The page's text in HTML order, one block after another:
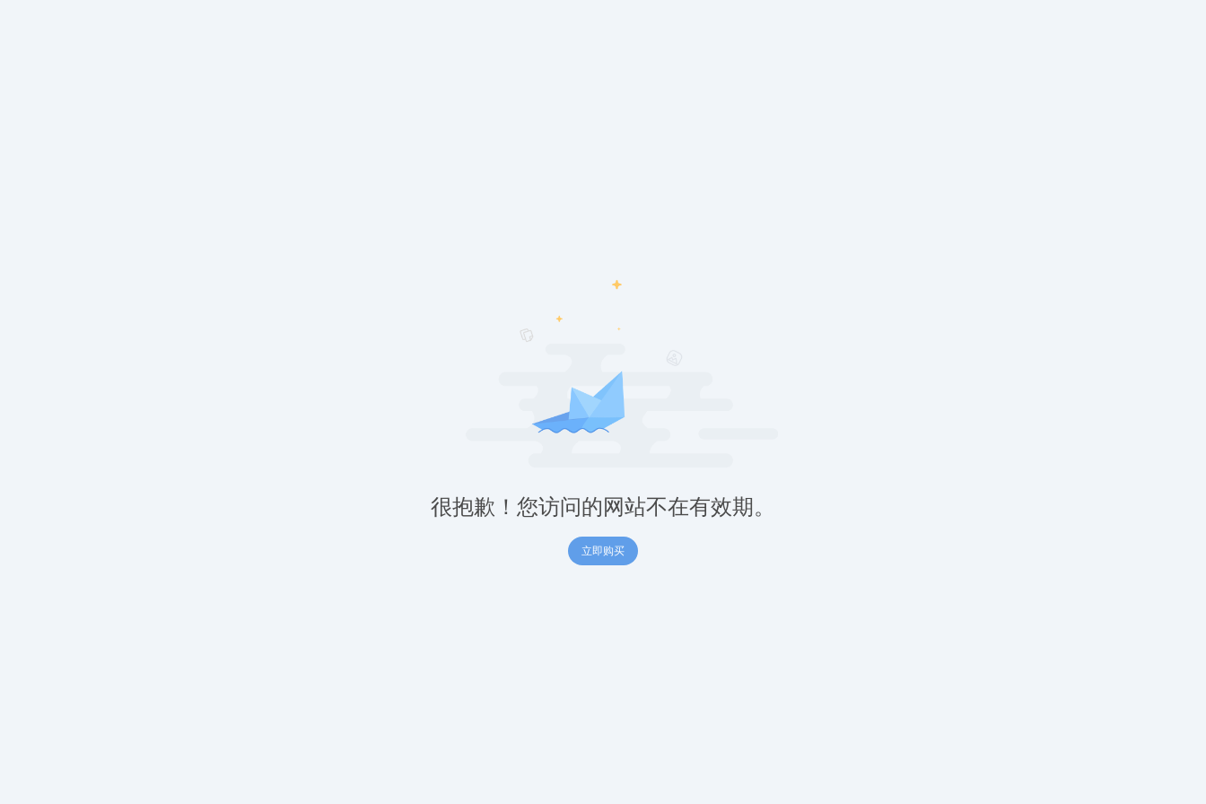
很抱歉！您访问的网站不在有效期。
立即购买